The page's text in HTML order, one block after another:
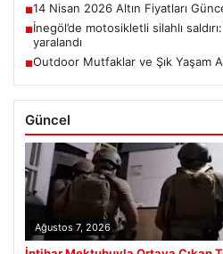
■14 Nisan 2026 Altın Fiyatları
■İnegöl’de motosikletli silahlı
yaralandı
■Outdoor Mutfaklar ve Şık Yaşam
Güncel
Ağustos 7, 2026